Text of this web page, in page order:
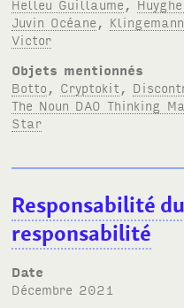
Helleu Guillaume ,
Juvin Océane , Klingemann
Victor
Objets mentionnés
Botto , Cryptokit ,
The Noun DAO Thinking
Star
Responsabilité
responsabilité
Date
décembre 2021